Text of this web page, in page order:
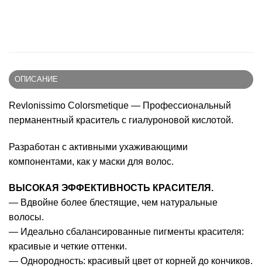
ОПИСАНИЕ
Revlonissimo Colorsmetique — Профессиональный
перманентный краситель с гиалуроновой кислотой.
Разработан с активными ухаживающими
компонентами, как у маски для волос.
ВЫСОКАЯ ЭФФЕКТИВНОСТЬ КРАСИТЕЛЯ.
— Вдвойне более блестящие, чем натуральные
волосы.
— Идеально сбалансированные пигменты красителя:
красивые и четкие оттенки.
— Однородность: красивый цвет от корней до кончиков.